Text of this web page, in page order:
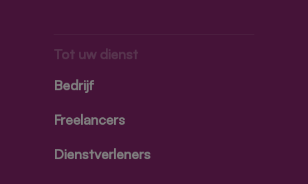
Tot uw dienst
Bedrijf
Freelancers
Dienstverleners